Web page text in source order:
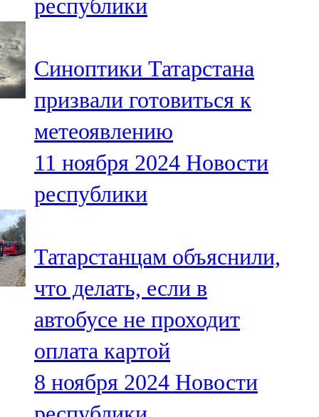
республики
Синоптики Татарстана
призвали готовиться к
метеоявлению
11 ноября 2024 Новости
республики
Татарстанцам объяснили,
что делать, если в
автобусе не проходит
оплата картой
8 ноября 2024 Новости